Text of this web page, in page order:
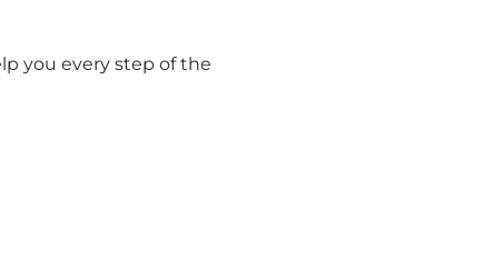
och större möbler,
you every step of the